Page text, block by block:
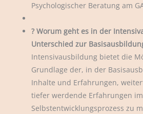
Psychologischer Beratung am
? Worum geht es in der
Unterschied zur
Intensivausbildung bietet die
Grundlage der, in der
Inhalte und Erfahrungen,
tiefer werdende Erfahrungen im
Selbstentwicklungsprozess zu